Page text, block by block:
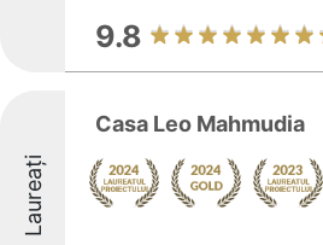
9.8
Laureați
Casa Leo Mahmudia